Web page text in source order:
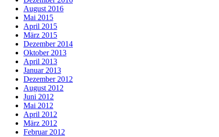
August 2016
Mai 2015
April 2015
März 2015
Dezember 2014
Oktober 2013
April 2013
Januar 2013
Dezember 2012
August 2012
Juni 2012
Mai 2012
April 2012
März 2012
Februar 2012